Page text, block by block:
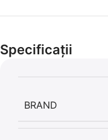
Cel mai mic preț!
56,86 LEI
Specificații
BRAND